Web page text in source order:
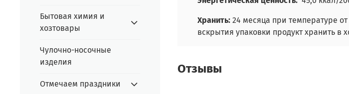
Хранить: 24 месяца при температуре
вскрытия упаковки продукт хранить в
Отзывы
Бытовая химия и
хозтовары
Чулочно-носочные
изделия
Отмечаем праздники